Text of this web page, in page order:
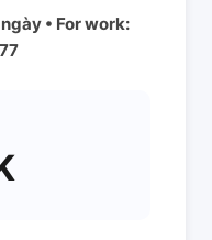
• For work: